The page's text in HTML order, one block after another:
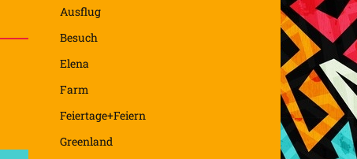
Ausflug
Besuch
Elena
Farm
Feiertage+Feiern
Greenland